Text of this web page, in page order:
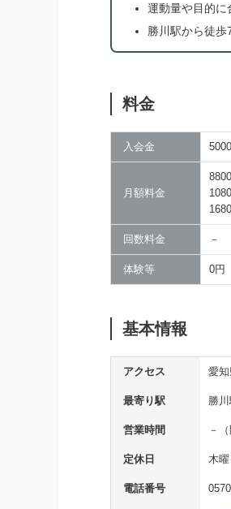
運動量や目的に
勝川駅から徒歩
料金
入会金
月額料金
回数料金 －
体験等 0円
基本情報
アクセス 愛
最寄り駅 勝
営業時間 －
定休日 木曜
電話番号